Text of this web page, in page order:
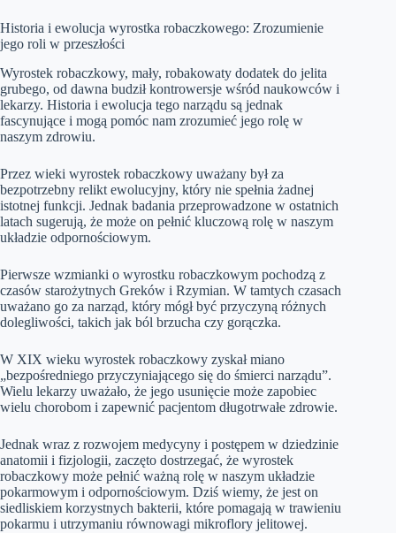
Historia i ewolucja wyrostka robaczkowego: Zrozumienie
jego roli w przeszłości
Wyrostek robaczkowy, mały, robakowaty dodatek do jelita
grubego, od dawna budził kontrowersje wśród naukowców i
lekarzy. Historia i ewolucja tego narządu są jednak
fascynujące i mogą pomóc nam zrozumieć jego rolę w
naszym zdrowiu.
Przez wieki wyrostek robaczkowy uważany był za
bezpotrzebny relikt ewolucyjny, który nie spełnia żadnej
istotnej funkcji. Jednak badania przeprowadzone w ostatnich
latach sugerują, że może on pełnić kluczową rolę w naszym
układzie odpornościowym.
Pierwsze wzmianki o wyrostku robaczkowym pochodzą z
czasów starożytnych Greków i Rzymian. W tamtych czasach
uważano go za narząd, który mógł być przyczyną różnych
dolegliwości, takich jak ból brzucha czy gorączka.
W XIX wieku wyrostek robaczkowy zyskał miano
„bezpośredniego przyczyniającego się do śmierci narządu”.
Wielu lekarzy uważało, że jego usunięcie może zapobiec
wielu chorobom i zapewnić pacjentom długotrwałe zdrowie.
Jednak wraz z rozwojem medycyny i postępem w dziedzinie
anatomii i fizjologii, zaczęto dostrzegać, że wyrostek
robaczkowy może pełnić ważną rolę w naszym układzie
pokarmowym i odpornościowym. Dziś wiemy, że jest on
siedliskiem korzystnych bakterii, które pomagają w trawieniu
pokarmu i utrzymaniu równowagi mikroflory jelitowej.